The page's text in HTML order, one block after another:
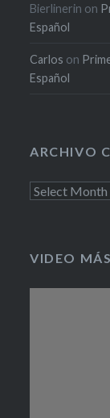
Bierlinerin on
Español
Carlos on
Español
ARCHIVO
Archivo
VIDEO